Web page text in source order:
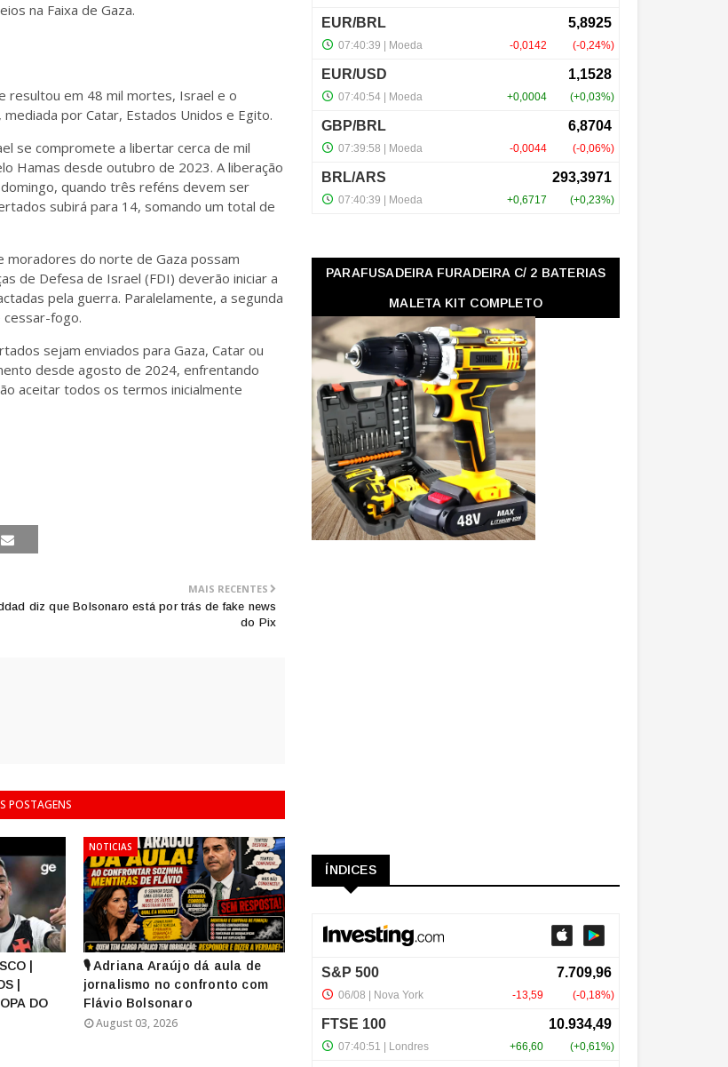
na Faixa de Gaza.
resultou em 48 mil mortes, Israel e o
por Catar, Estados Unidos e Egito.
se compromete a libertar cerca de mil
Hamas desde outubro de 2023. A liberação
quando três reféns devem ser
subirá para 14, somando um total de
do norte de Gaza possam
de Defesa de Israel (FDI) deverão iniciar a
pela guerra. Paralelamente, a segunda
cessar-fogo.
sejam enviados para Gaza, Catar ou
desde agosto de 2024, enfrentando
aceitar todos os termos inicialmente
MAIS RECENTES
diz que Bolsonaro está por trás de fake news
do Pix
POSTAGENS
|
|
DO
NOTICIAS
🎙️ Adriana Araújo dá aula de
jornalismo no confronto com
Flávio Bolsonaro
August 03, 2026
PARAFUSADEIRA FURADEIRA C/ 2 BATERIAS
MALETA KIT COMPLETO
ÍNDICES